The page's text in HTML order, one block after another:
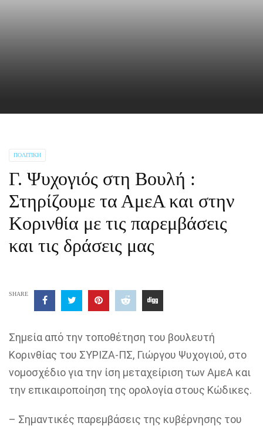
ΠΟΛΙΤΙΚΉ
Γ. Ψυχογιός στη Βουλή :
Στηρίζουμε τα ΑμεΑ και στην
Κορινθία με τις παρεμβάσεις
και τις δράσεις μας
SHARE
Σημεία από την τοποθέτηση του βουλευτή
Κορινθίας του ΣΥΡΙΖΑ-ΠΣ, Γιώργου Ψυχογιού, στο
νομοσχέδιογια την ίση μεταχείριση των ΑμεΑ και
την επικαιροποίηση της ορολογία στους Κώδικες.
– Σημαντικές παρεμβάσεις της κυβέρνησης του